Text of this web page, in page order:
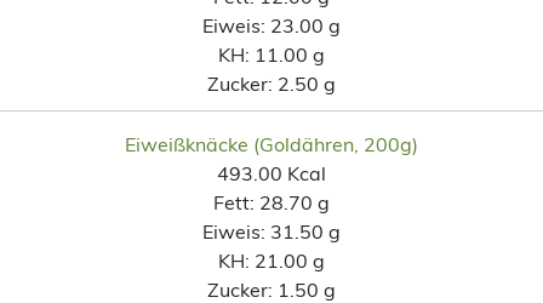
Eiweis: 23.00 g
KH: 11.00 g
Zucker: 2.50 g
Eiweißknäcke (Goldähren, 200g)
493.00 Kcal
Fett: 28.70 g
Eiweis: 31.50 g
KH: 21.00 g
Zucker: 1.50 g